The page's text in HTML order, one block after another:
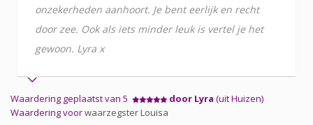
onzekerheden aanhoort. Je bent eerlijk en recht
door zee. Ook als iets minder leuk is vertel je het
gewoon. Lyra x
Waardering geplaatst van 5 door Lyra (uit Huizen)
Waardering voorwaarzegster Louisa